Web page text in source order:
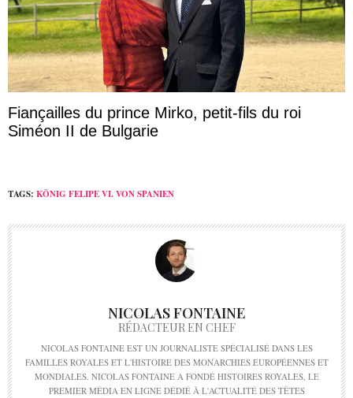
Fiançailles du prince Mirko, petit-fils du roi
Siméon II de Bulgarie
TAGS: KÖNIG FELIPE VI. VON SPANIEN
NICOLAS FONTAINE
RÉDACTEUR EN CHEF
NICOLAS FONTAINE EST UN JOURNALISTE SPÉCIALISÉ DANS LES
FAMILLES ROYALES ET L'HISTOIRE DES MONARCHIES EUROPÉENNES ET
MONDIALES. NICOLAS FONTAINE A FONDÉ HISTOIRES ROYALES, LE
PREMIER MÉDIA EN LIGNE DÉDIÉ À L'ACTUALITÉ DES TÊTES